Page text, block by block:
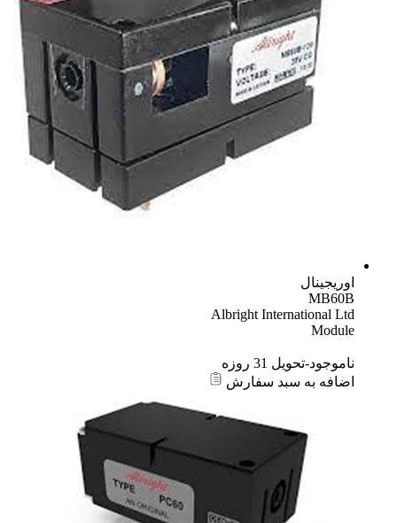
اوریجینال
MB60B
Albright International Ltd
Module
ناموجود-تحویل 31 روزه
اضافه به سبد سفارش